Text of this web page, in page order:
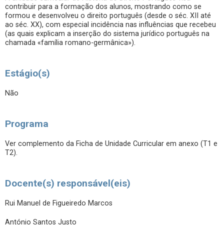
contribuir para a formação dos alunos, mostrando como se
formou e desenvolveu o direito português (desde o séc. XII até
ao séc. XX), com especial incidência nas influências que recebeu
(as quais explicam a inserção do sistema jurídico português na
chamada «família romano-germânica»).
Estágio(s)
Não
Programa
Ver complemento da Ficha de Unidade Curricular em anexo (T1 e
T2).
Docente(s) responsável(eis)
Rui Manuel de Figueiredo Marcos
António Santos Justo